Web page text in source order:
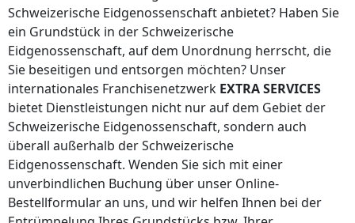
Schweizerische Eidgenossenschaftanbietet? Haben Sie
ein Grundstück in der Schweizerische
Eidgenossenschaft, auf dem Unordnung herrscht, die
Sie beseitigen und entsorgen möchten? Unser
internationales Franchisenetzwerk EXTRA SERVICES
bietet Dienstleistungen nicht nur auf dem Gebietder
Schweizerische Eidgenossenschaft, sondern auch
überall außerhalb der Schweizerische
Eidgenossenschaft. Wenden Sie sich mit einer
unverbindlichen Buchung über unser Online-
Bestellformular an uns, und wir helfen Ihnen bei der